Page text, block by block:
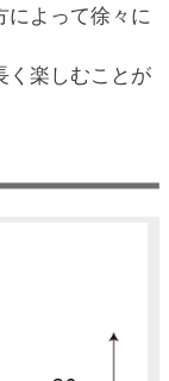
によって徐々に
く楽しむことが